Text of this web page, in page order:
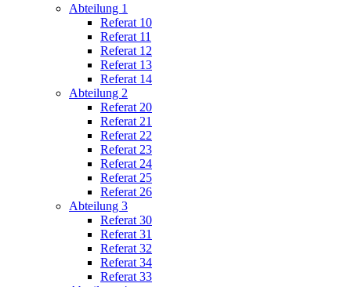
Abteilung 1
Referat 10
Referat 11
Referat 12
Referat 13
Referat 14
Abteilung 2
Referat 20
Referat 21
Referat 22
Referat 23
Referat 24
Referat 25
Referat 26
Abteilung 3
Referat 30
Referat 31
Referat 32
Referat 34
Referat 33